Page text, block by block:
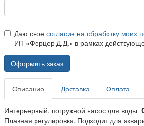
Даю свое согласие на обработку моих
ИП «Ферцер Д.Д.» в рамках
Оформить заказ
Описание Доставка Оплата
Интерьерный, погружной насос для воды
Плавная регулировка. Подходит для